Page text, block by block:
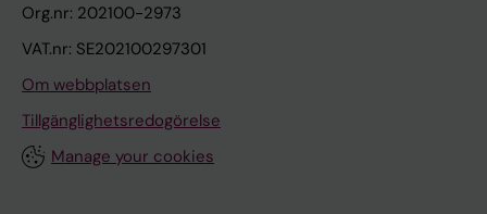
Org.nr: 202100-2973
VAT.nr: SE202100297301
Om webbplatsen
Tillgänglighetsredogörelse
Manage your cookies